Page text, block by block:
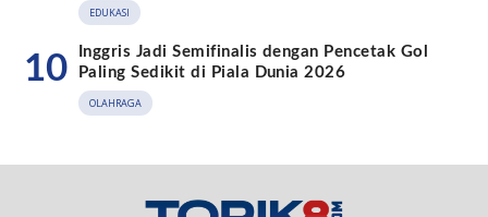
EDUKASI
10
Inggris Jadi Semifinalis dengan Pencetak Gol
Paling Sedikit di Piala Dunia 2026
OLAHRAGA